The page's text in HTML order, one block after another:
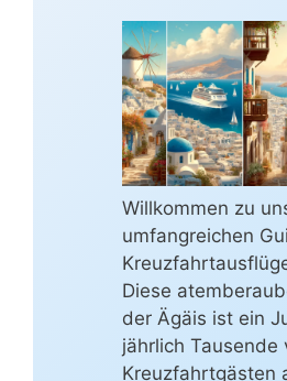
Willkommen zu
umfangreichen
Diese
der Ägäis ist ein
jährlich Tausende
Kreuzfahrtgästen